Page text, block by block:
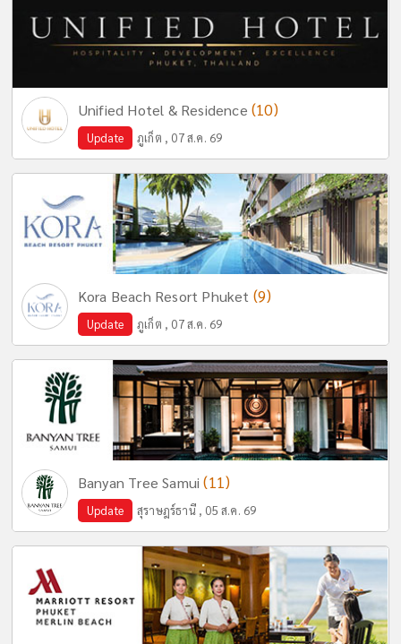
Unified Hotel & Residence (10)
Update ภูเก็ต , 07 ส.ค. 69
Kora Beach Resort Phuket (9)
Update ภูเก็ต , 07 ส.ค. 69
Banyan Tree Samui(11)
Update สุราษฎร์ธานี , 05 ส.ค. 69